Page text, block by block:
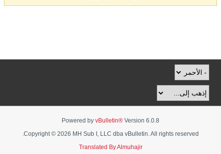
Powered by vBulletin® Version 6.0.8
Copyright © 2026 MH Sub I, LLC dba vBulletin. All rights reserved.
Translated By Almuhajir